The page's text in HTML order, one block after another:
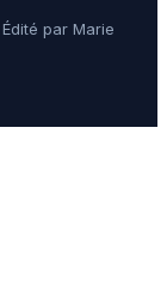
par Marie